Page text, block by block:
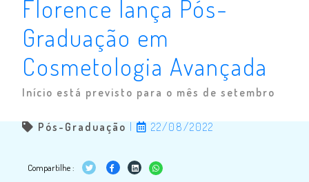
Florence lança Pós-
Graduação em
Cosmetologia Avançada
Início está previsto para o mês de setembro
Pós-Graduação | 22/08/2022
Compartilhe :